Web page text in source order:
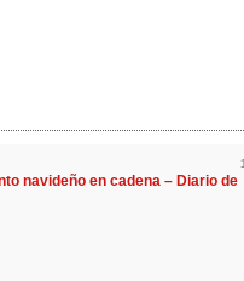
navideño en cadena – Diario de